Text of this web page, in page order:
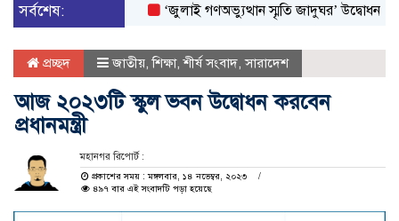
সর্বশেষ:
‘জুলাই গণঅভ্যুত্থান স্মৃতি জাদুঘর’ উদ্বোধন করলেন
প্রচ্ছদ জাতীয়,শিক্ষা,শীর্ষ সংবাদ,সারাদেশ
আজ ২০২৩টি স্কুল ভবন উদ্বোধন করবেন
প্রধানমন্ত্রী
মহানগর রিপোর্ট :
প্রকাশের সময় : মঙ্গলবার, ১৪ নভেম্বর, ২০২৩
৪৯৭ বার এই সংবাদটি পড়া হয়েছে